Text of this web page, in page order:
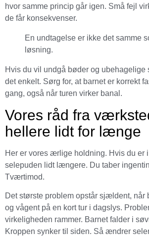
hvor samme princip går igen. Små fejl
de får konsekvenser.
En undtagelse er ikke det samme
løsning.
Hvis du vil undgå bøder og ubehagelige
det enkelt. Sørg for, at barnet er korrekt
gang, også når turen virker banal.
Vores råd fra
hellere lidt for længe
Her er vores ærlige holdning. Hvis du er
selepuden lidt længere. Du taber
Tværtimod.
Det største problem opstår sjældent, når
og vågent på en kort tur i dagslys.
virkeligheden rammer. Barnet falder i
Kroppen synker til siden. Så ændrer